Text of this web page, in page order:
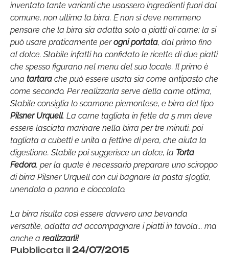
inventato tante varianti che usassero ingredienti fuori dal
comune, non ultima la birra. E non si deve nemmeno
pensare che la birra sia adatta solo a piatti di carne: la si
può usare praticamente perogni portata, dal primo fino
al dolce. Stabile infatti ha confidato le ricette di due piatti
che spesso figurano nel menu del suo locale. Il primo è
una tartara che può essere usata sia come antipasto che
come secondo. Per realizzarla serve della carne ottima,
Stabile consiglia lo scamone piemontese, e birra del tipo
Pilsner Urquell. La carne tagliata in fette da 5 mm deve
essere lasciata marinare nella birra per tre minuti, poi
tagliata a cubetti e unita a fettine di pera, che aiuta la
digestione. Stabile poi suggerisce un dolce, la Torta
Fedora, per la quale è necessario preparare uno sciroppo
di birra Pilsner Urquell con cui bagnare la pasta sfoglia,
unendola a panna e cioccolato.
La birra risulta così essere davvero una bevanda
versatile, adatta ad accompagnare i piatti in tavola... ma
anche a realizzarli!
Pubblicata il 24/07/2015